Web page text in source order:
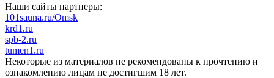
Наши сайты партнеры:
101sauna.ru/Omsk
krd1.ru
spb-2.ru
tumen1.ru
Некоторые из материалов не рекомендованы к прочтению и
ознакомлению лицам не достигшим 18 лет.